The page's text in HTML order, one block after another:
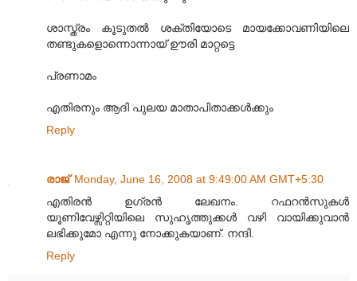
ശാസ്ത്രം കൂടുതല്‍ ശക്തിയോടെ മായക്കോവണിയിലെ
തണ്ടുകളൊന്നൊന്നായ് ഊരി മാറ്റട്ടെ
പ്രണാമം
എതിരനും ആദി പുലയ മാതാപിതാക്കള്‍ക്കും
Reply
രാജ് Monday, June 16, 2008 at 9:49:00 AM GMT+5:30
എതിരന്‍ ഉഗ്രന്‍ ലേഖനം. റഫറന്‍സുകള്‍
യൂണിവേഴ്സിറ്റിയിലെ സുഹൃത്തുക്കള്‍ വഴി വായിക്കുവാന്‍
ലഭിക്കുമോ എന്നു നോക്കുകയാണ്‌. നന്ദി.
Reply